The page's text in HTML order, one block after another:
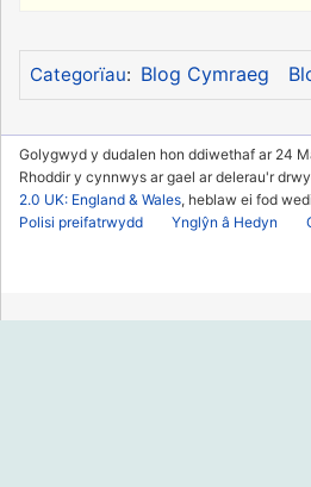
Categorïau: Blog Cymraeg
Golygwyd y dudalen hon ddiwethaf ar 24
Rhoddir y cynnwys ar gael ar delerau'r
2.0 UK: England & Wales, heblaw ei fod
Polisi preifatrwydd
Ynglŷn â Hedyn